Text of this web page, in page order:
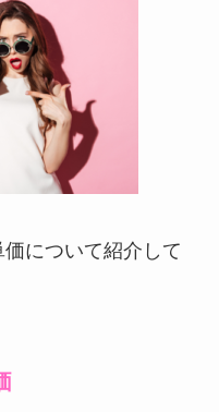
について紹介して